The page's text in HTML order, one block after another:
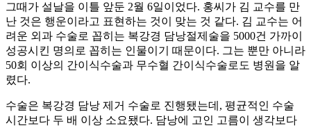
그때가 설날을 이틀 앞둔 2월 6일이었다. 홍씨가 김 교수를 만
난 것은 행운이라고 표현하는 것이 맞는 것 같다. 김 교수는 어
려운 외과 수술로 꼽히는 복강경 담낭절제술을 5000건 가까이
성공시킨 명의로 꼽히는 인물이기 때문이다. 그는 뿐만 아니라
50회 이상의 간이식수술과 무수혈 간이식수술로도 병원을 알
렸다.
수술은 복강경 담낭 제거 수술로 진행됐는데, 평균적인 수술
시간보다 두 배 이상 소요됐다. 담낭에 고인 고름이 생각보다